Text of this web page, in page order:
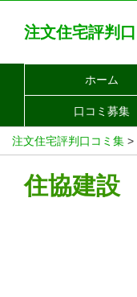
注文住宅評判
ホーム
口コミ募集
注文住宅評判口コミ集 >
住協建設